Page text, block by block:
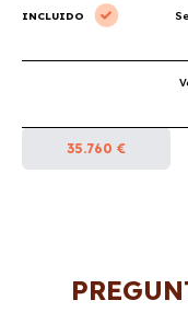
INCLUIDO
35.760 €